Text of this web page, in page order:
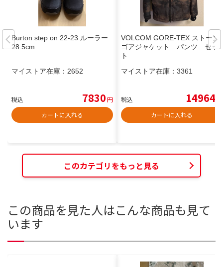
Burton step on 22-23 ルーラー
28.5cm
マイストア在庫： 2652
税込 7830円
カートに入れる
VOLCOM GORE-TEX ストーン
ゴアジャケット パンツ セッ
ト
マイストア在庫： 3361
税込 14964
カートに入れる
このカテゴリをもっと見る
この商品を見た人はこんな商品も見て
います